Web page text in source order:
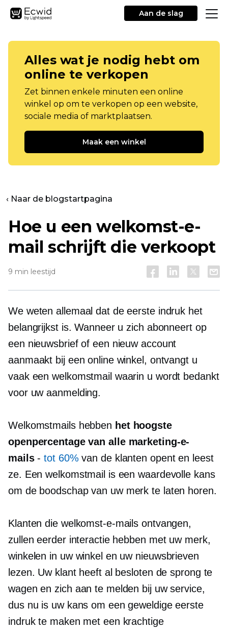
Aan de slag
Alles wat je nodig hebt om
online te verkopen
Zet binnen enkele minuten een online
winkel op om te verkopen op een website,
sociale media of marktplaatsen.
Maak een winkel
‹ Naar de blogstartpagina
Hoe u een welkomst-e-
mail schrijft die verkoopt
9 min leestijd
We weten allemaal dat de eerste indruk het
belangrijkst is. Wanneer u zich abonneert op
een nieuwsbrief of een nieuw account
aanmaakt bij een online winkel, ontvangt u
vaak een welkomstmail waarin u wordt bedankt
voor uw aanmelding.
Welkomstmails hebben het hoogste
openpercentage van alle marketing-e-
mails-tot 60% van de klanten opent en leest
ze. Een welkomstmail is een waardevolle kans
om de boodschap van uw merk te laten horen.
Klanten die welkomst-e-mails ontvangen,
zullen eerder interactie hebben met uw merk,
winkelen in uw winkel en uw nieuwsbrieven
lezen. Uw klant heeft al besloten de sprong te
wagen en zich aan te melden bij uw service,
dus nu is uw kans om een ​​geweldige eerste
indruk te maken met een krachtige